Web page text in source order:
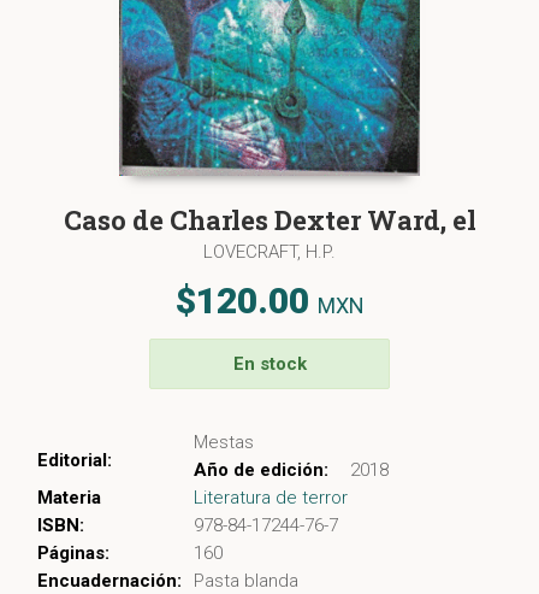
Caso de Charles Dexter Ward, el
LOVECRAFT, H.P.
$120.00 MXN
En stock
Editorial:
Mestas
Año de edición:
2018
Materia
Literatura de terror
ISBN:
978-84-17244-76-7
Páginas:
160
Encuadernación:
Pasta blanda